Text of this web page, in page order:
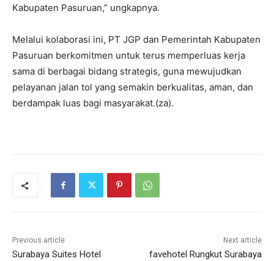
Kabupaten Pasuruan,” ungkapnya.
Melalui kolaborasi ini, PT JGP dan Pemerintah Kabupaten
Pasuruan berkomitmen untuk terus memperluas kerja
sama di berbagai bidang strategis, guna mewujudkan
pelayanan jalan tol yang semakin berkualitas, aman, dan
berdampak luas bagi masyarakat.(za).
Previous article
Surabaya Suites Hotel
Next article
favehotel Rungkut Surabaya